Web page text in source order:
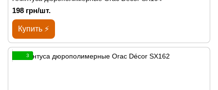
198 грн/шт.
Купить ⚡
3